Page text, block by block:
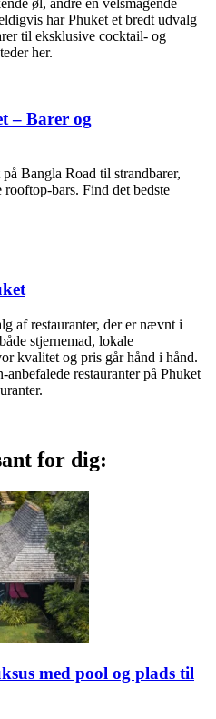
øl, andre en velsmagende
har Phuket et bredt udvalg
til eksklusive cocktail- og
her.
– Barer og
Bangla Road til strandbarer,
bars. Find det bedste
af restauranter, der er nævnt i
stjernemad, lokale
kvalitet og pris går hånd i hånd.
restauranter på Phuket
for dig:
med pool og plads til